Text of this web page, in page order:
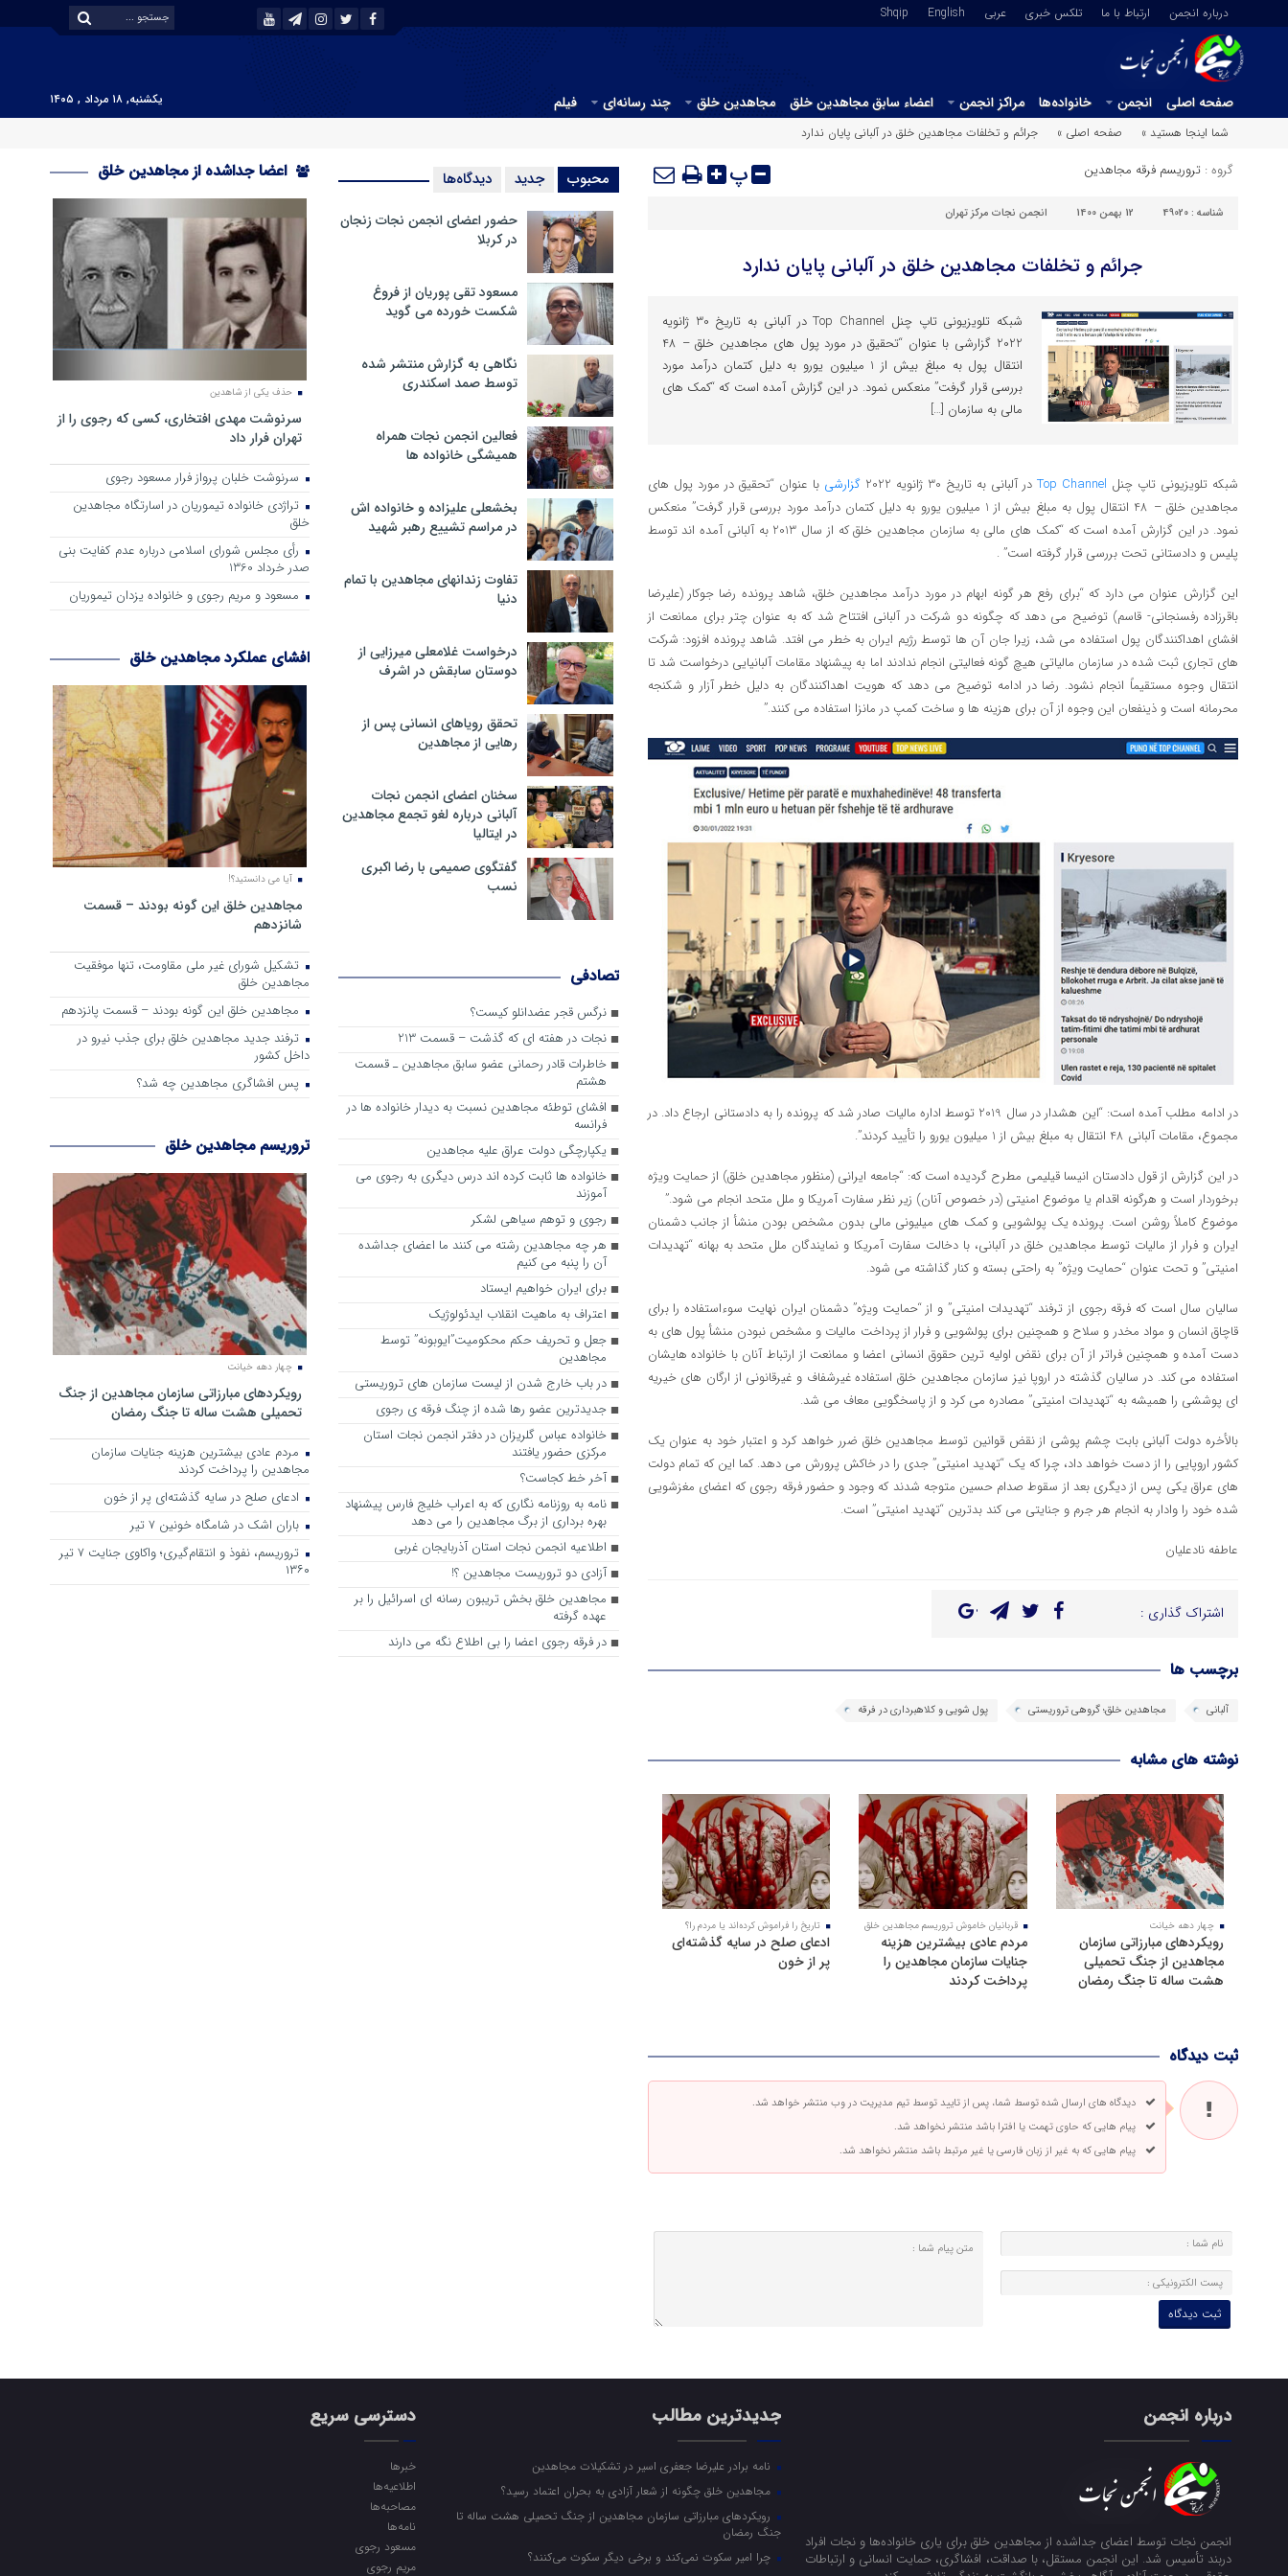
درباره انجمن ارتباط با ما تلکس خبری عربي English
Shqip
صفحه اصلی انجمن خانواده‌ها مراکز انجمن اعضاء سابق مجاهدین خلق مجاهدین خلق چند رسانه‌ای فیلم
یکشنبه, ۱۸ مرداد , ۱۴۰۵
شما اینجا هستید »
صفحه اصلی » جرائم و تخلفات مجاهدین خلق در آلبانی پایان ندارد
گروه : تروریسم فرقه مجاهدین پ
شناسه : 49020 12 بهمن 1400 انجمن نجات مرکز تهران
جرائم و تخلفات مجاهدین خلق در آلبانی پایان ندارد
شبکه تلویزیونی تاپ چنل Top Channel در آلبانی به تاریخ 30 ژانویه
2022 گزارشی با عنوان “تحقیق در مورد پول های مجاهدین خلق – 48
انتقال پول به مبلغ بیش از 1 میلیون یورو به دلیل کتمان درآمد مورد
بررسی قرار گرفت” منعکس نمود. در این گزارش آمده است که “کمک های
مالی به سازمان […]
شبکه تلویزیونی تاپ چنل Top Channel در آلبانی به تاریخ 30 ژانویه 2022 گزارشی با عنوان “تحقیق در مورد پول های
مجاهدین خلق – 48 انتقال پول به مبلغ بیش از 1 میلیون یورو به دلیل کتمان درآمد مورد بررسی قرار گرفت” منعکس
نمود. در این گزارش آمده است که “کمک های مالی به سازمان مجاهدین خلق که از سال 2013 به آلبانی آمده اند توسط
پلیس و دادستانی تحت بررسی قرار گرفته است” .
این گزارش عنوان می دارد که “برای رفع هر گونه ابهام در مورد درآمد مجاهدین خلق، شاهد پرونده رضا جوکار (علیرضا
باقرزاده رفسنجانی- قاسم) توضیح می دهد که چگونه دو شرکت در آلبانی افتتاح شد که به عنوان چتر برای ممانعت از
افشای اهداکنندگان پول استفاده می شد، زیرا جان آن ها توسط رژیم ایران به خطر می افتد. شاهد پرونده افزود: شرکت
های تجاری ثبت شده در سازمان مالیاتی هیچ گونه فعالیتی انجام ندادند اما به پیشنهاد مقامات آلبانیایی درخواست شد تا
انتقال وجوه مستقیماً انجام نشود. رضا در ادامه توضیح می دهد که هویت اهداکنندگان به دلیل خطر آزار و شکنجه
محرمانه است و ذینفعان این وجوه از آن برای هزینه ها و ساخت کمپ در مانزا استفاده می کنند.”
در ادامه مطلب آمده است: “این هشدار در سال 2019 توسط اداره مالیات صادر شد که پرونده را به دادستانی ارجاع داد. در
مجموع، مقامات آلبانی 48 انتقال به مبلغ بیش از 1 میلیون یورو را تأیید کردند”.
در این گزارش از قول دادستان انیسا قیلیمی مطرح گردیده است که: “جامعه ایرانی (منظور مجاهدین خلق) از حمایت ویژه
برخوردار است و هرگونه اقدام یا موضوع امنیتی (در خصوص آنان) زیر نظر سفارت آمریکا و ملل متحد انجام می شود.”
موضوع کاملاً روشن است. پرونده یک پولشویی و کمک های میلیونی مالی بدون مشخص بودن منشأ از جانب دشمنان
ایران و فرار از مالیات توسط مجاهدین خلق در آلبانی، با دخالت سفارت آمریکا و نمایندگان ملل متحد به بهانه “تهدیدات
امنیتی” و تحت عنوان “حمایت ویژه” به راحتی بسته و کنار گذاشته می شود.
سالیان سال است که فرقه رجوی از ترفند “تهدیدات امنیتی” و از “حمایت ویژه” دشمنان ایران نهایت سوءاستفاده را برای
قاچاق انسان و مواد مخدر و سلاح و همچنین برای پولشویی و فرار از پرداخت مالیات و مشخص نبودن منشأ پول های به
دست آمده و همچنین فراتر از آن برای نقض اولیه ترین حقوق انسانی اعضا و ممانعت از ارتباط آنان با خانواده هایشان
استفاده می کند. در سالیان گذشته در اروپا نیز سازمان مجاهدین خلق استفاده غیرشفاف و غیرقانونی از ارگان های خیریه
ای پوششی را همیشه به “تهدیدات امنیتی” مصادره می کرد و از پاسخگویی معاف می شد.
بالأخره دولت آلبانی بابت چشم پوشی از نقض قوانین توسط مجاهدین خلق ضرر خواهد کرد و اعتبار خود به عنوان یک
کشور اروپایی را از دست خواهد داد، چرا که یک “تهدید امنیتی” جدی را در خاکش پرورش می دهد. کما این که تمام دولت
های عراق یکی پس از دیگری بعد از سقوط صدام حسین متوجه شدند که وجود و حضور فرقه رجوی که اعضای مغزشویی
شده خود را وادار به انجام هر جرم و جنایتی می کند بدترین “تهدید امنیتی” است.
عاطفه نادعلیان
اشتراک گذاری :
برچسب ها
آلبانی مجاهدین خلق؛ گروهی تروریستی پول شویی و کلاهبرداری در فرقه
نوشته های مشابه
چهار دهه خیانت
رویکرد‌های مبارزاتی سازمان
مجاهدین از جنگ تحمیلی
هشت ساله تا جنگ رمضان
قربانیان خاموش تروریسم مجاهدین خلق
مردم عادی بیشترین هزینه
جنایات سازمان مجاهدین را
پرداخت کردند
تاریخ را فراموش کرده‌اند یا مردم را؟
ادعای صلح در سایه گذشته‌ای
پر از خون
ثبت دیدگاه
دیدگاه های ارسال شده توسط شما، پس از تایید توسط تیم مدیریت در وب منتشر خواهد شد.
پیام هایی که حاوی تهمت یا افترا باشد منتشر نخواهد شد.
پیام هایی که به غیر از زبان فارسی یا غیر مرتبط باشد منتشر نخواهد شد.
محبوب جدید دیدگاه‌ها
حضور اعضای انجمن نجات زنجان
در کربلا
مسعود تقی پوریان از فروغ
شکست خورده می گوید
نگاهی به گزارش منتشر شده
توسط صمد اسکندری
فعالین انجمن نجات همراه
همیشگی خانواده ها
بخشعلی علیزاده و خانواده اش
در مراسم تشییع رهبر شهید
تفاوت زندانهای مجاهدین با تمام
دنیا
درخواست غلامعلی میرزایی از
دوستان سابقش در اشرف
تحقق رویاهای انسانی پس از
رهایی از مجاهدین
سخنان اعضای انجمن نجات
آلبانی درباره لغو تجمع مجاهدین
در ایتالیا
گفتگوی صمیمی با رضا اکبری
نسب
تصادفی
نرگس قجر عضدانلو کیست؟
نجات در هفته ای که گذشت – قسمت 213
خاطرات قادر رحمانی عضو سابق مجاهدین ـ قسمت
هشتم
افشای توطئه مجاهدین نسبت به دیدار خانواده ها در
فرانسه
یکپارچگی دولت عراق علیه مجاهدین
خانواده ها ثابت کرده اند درس دیگری به رجوی می
آموزند
رجوی و توهم سیاهی لشکر
هر چه مجاهدین رشته می کنند ما اعضای جداشده
آن را پنبه می کنیم
برای ایران خواهیم ایستاد
اعتراف به ماهیت انقلاب ایدئولوژیک
جعل و تحریف حکم محکومیت”ایوبونه” توسط
مجاهدین
در باب خارج شدن از لیست سازمان های تروریستی
جدیدترین عضو رها شده از چنگ فرقه ی رجوی
خانواده عباس گلریزان در دفتر انجمن نجات استان
مرکزی حضور یافتند
آخر خط کجاست؟
نامه به روزنامه نگاری که به اعراب خلیج فارس پیشنهاد
بهره برداری از برگ مجاهدین را می دهد
اطلاعیه انجمن نجات استان آذربایجان غربی
آزادی دو تروریست مجاهدین ؟!
مجاهدین خلق بخش تریبون رسانه ای اسرائیل را بر
عهده گرفته
در فرقه رجوی اعضا را بی اطلاع نگه می دارند
اعضا جداشده از مجاهدین خلق
حذف یکی از شاهدین
سرنوشت مهدی افتخاری، کسی که رجوی را از
تهران فرار داد
سرنوشت خلبان پرواز فرار مسعود رجوی
تراژدی خانواده تیموریان در اسارتگاه مجاهدین
خلق
رأی مجلس شورای اسلامی درباره عدم كفایت بنی
صدر خرداد 1360
مسعود و مریم رجوی و خانواده یزدان تیموریان
افشای عملکرد مجاهدین خلق
آیا می دانستید؟!
مجاهدین خلق این گونه بودند – قسمت
شانزدهم
تشکیل شورای غیر ملی مقاومت، تنها موفقیت
مجاهدین خلق
مجاهدین خلق این گونه بودند – قسمت پانزدهم
ترفند جدید مجاهدین خلق برای جذب نیرو در
داخل کشور
پس افشاگری مجاهدین چه شد؟
تروریسم مجاهدین خلق
چهار دهه خیانت
رویکرد‌های مبارزاتی سازمان مجاهدین از جنگ
تحمیلی هشت ساله تا جنگ رمضان
مردم عادی بیشترین هزینه جنایات سازمان
مجاهدین را پرداخت کردند
ادعای صلح در سایه گذشته‌ای پر از خون
باران اشک در شامگاه خونین 7 تیر
تروریسم، نفوذ و انتقام‌گیری؛ واکاوی جنایت ۷ تیر
۱۳۶۰
درباره انجمن
انجمن نجات توسط اعضای جداشده از مجاهدین خلق برای یاری خانواده‌ها و نجات افراد
دربند تأسیس شد. این انجمن مستقل، با صداقت، افشاگری، حمایت انسانی و ارتباطات
جدیدترین مطالب
نامه برادر علیرضا جعفری اسیر در تشکیلات مجاهدین
مجاهدین خلق چگونه از شعار آزادی به بحران اعتماد رسید؟
رویکرد‌های مبارزاتی سازمان مجاهدین از جنگ تحمیلی هشت ساله تا
جنگ رمضان
چرا امیر سکوت نمی‌کند و برخی دیگر سکوت می‌کنند؟
دسترسی سریع
خبرها
اطلاعیه‌ها
مصاحبه‌ها
نامه‌ها
مسعود رجوی
مریم رجوی